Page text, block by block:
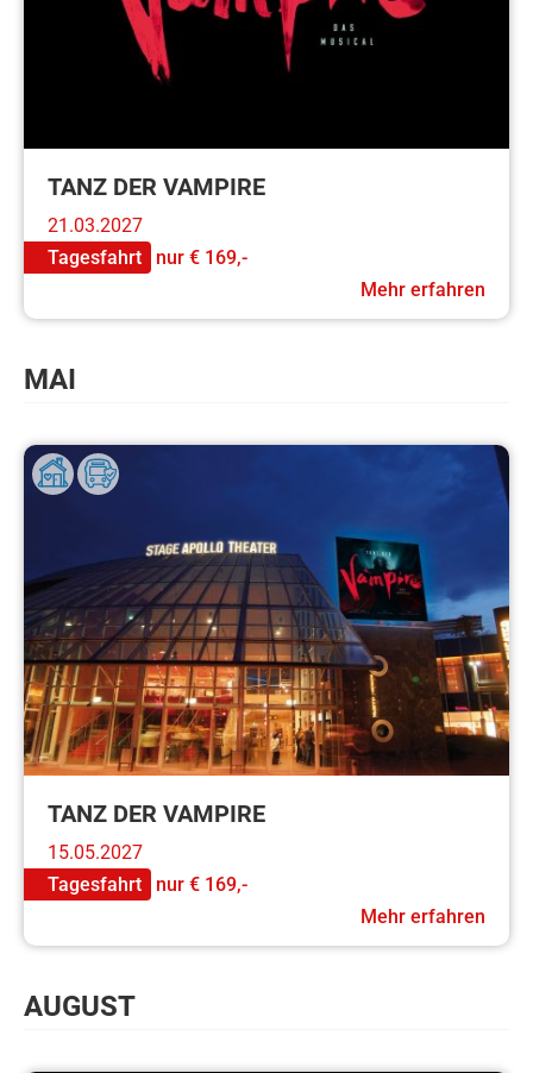
TANZ DER VAMPIRE
21.03.2027
Tagesfahrt
nur € 169,-
Mehr erfahren
MAI
TANZ DER VAMPIRE
15.05.2027
Tagesfahrt
nur € 169,-
Mehr erfahren
AUGUST